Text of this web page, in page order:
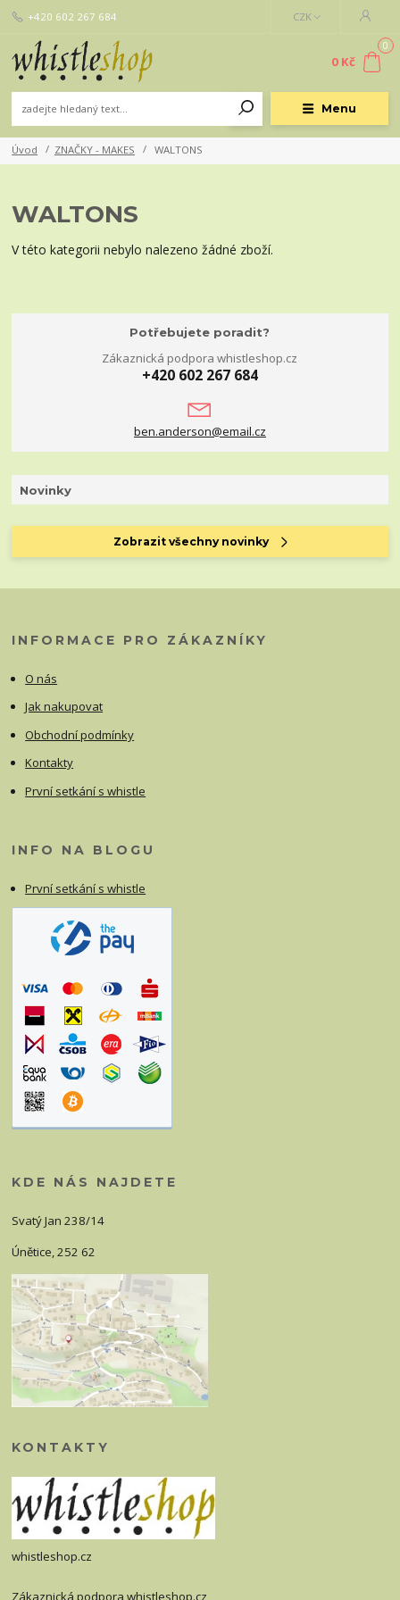
Menu
CZK
+420 602 267 684
0
0 Kč
Úvod ZNAČKY - MAKES WALTONS
WALTONS
V této kategorii nebylo nalezeno žádné zboží.
Potřebujete poradit?
Zákaznická podpora whistleshop.cz
+420 602 267 684
ben.anderson@email.cz
Novinky
Zobrazit všechny novinky
INFORMACE PRO ZÁKAZNÍKY
O nás
Jak nakupovat
Obchodní podmínky
Kontakty
První setkání s whistle
INFO NA BLOGU
První setkání s whistle
KDE NÁS NAJDETE
Svatý Jan 238/14
Únětice, 252 62
KONTAKTY
whistleshop.cz
Zákaznická podpora whistleshop.cz